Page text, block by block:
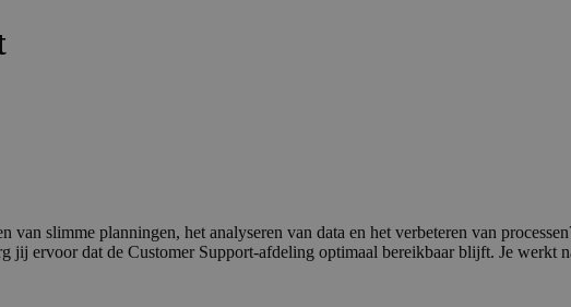
slimme planningen, het analyseren van data en het verbeteren van
jij ervoor dat de Customer Support-afdeling optimaal bereikbaar blijft. Je werkt